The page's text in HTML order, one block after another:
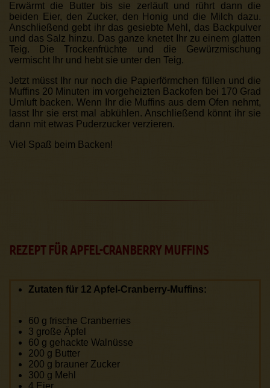
Erwärmt die Butter bis sie zerläuft und rührt dann die
beiden Eier, den Zucker, den Honig und die Milch dazu.
Anschließend gebt ihr das gesiebte Mehl, das Backpulver
und das Salz hinzu. Das ganze knetet Ihr zu einem glatten
Teig. Die Trockenfrüchte und die Gewürzmischung
vermischt Ihr und hebt sie unter den Teig.
Jetzt müsst Ihr nur noch die Papierförmchen füllen und die
Muffins 20 Minuten im vorgeheizten Backofen bei 170 Grad
Umluft backen. Wenn Ihr die Muffins aus dem Ofen nehmt,
lasst Ihr sie erst mal abkühlen. Anschließend könnt ihr sie
dann mit etwas Puderzucker verzieren.
Viel Spaß beim Backen!
REZEPT FÜR APFEL-CRANBERRY MUFFINS
Zutaten für 12 Apfel-Cranberry-Muffins:
60 g frische Cranberries
3 große Äpfel
60 g gehackte Walnüsse
200 g Butter
200 g brauner Zucker
300 g Mehl